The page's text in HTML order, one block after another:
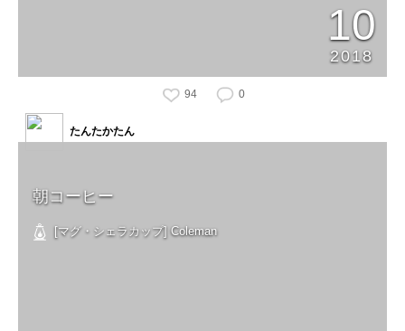
10
2018
94 0
朝コーヒー
[マグ・シェラカップ] Coleman
たんたかたん